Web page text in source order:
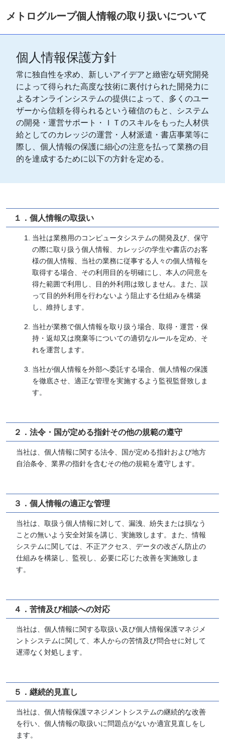
メトログループ個人情報の取り扱いについて
個人情報保護方針
常に独自性を求め、新しいアイデアと緻密な研究開発
によって得られた高度な技術に裏付けられた開発力に
よるオンラインシステムの提供によって、多くのユー
ザーから信頼を得られるという確信のもと、システム
の開発・運営サポート・ＩＴのスキルをもった人材供
給としてのカレッジの運営・人材派遣・書店事業等に
際し、個人情報の保護に細心の注意を払って業務の目
的を達成するために以下の方針を定める。
１．個人情報の取扱い
当社は業務用のコンピュータシステムの開発及び、保守
の際に取り扱う個人情報、カレッジの学生や書店のお客
様の個人情報、当社の業務に従事する人々の個人情報を
取得する場合、その利用目的を明確にし、本人の同意を
得た範囲で利用し、目的外利用は致しません。また、誤
って目的外利用を行わないよう阻止する仕組みを構築
し、維持します。
当社が業務で個人情報を取り扱う場合、取得・運営・保
持・返却又は廃棄等についての適切なルールを定め、そ
れを運営します。
当社が個人情報を外部へ委託する場合、個人情報の保護
を徹底させ、適正な管理を実施するよう監視監督致しま
す。
２．法令・国が定める指針その他の規範の遵守
当社は、個人情報に関する法令、国が定める指針および地方
自治条令、業界の指針を含むその他の規範を遵守します。
３．個人情報の適正な管理
当社は、取扱う個人情報に対して、漏洩、紛失または損なう
ことの無いよう安全対策を講じ、実施致します。また、情報
システムに関しては、不正アクセス、データの改ざん防止の
仕組みを構築し、監視し、必要に応じた改善を実施致しま
す。
４．苦情及び相談への対応
当社は、個人情報に関する取扱い及び個人情報保護マネジメ
ントシステムに関して、本人からの苦情及び問合せに対して
遅滞なく対処します。
５．継続的見直し
当社は、個人情報保護マネジメントシステムの継続的な改善
を行い、個人情報の取扱いに問題点がないか適宜見直しをし
ます。